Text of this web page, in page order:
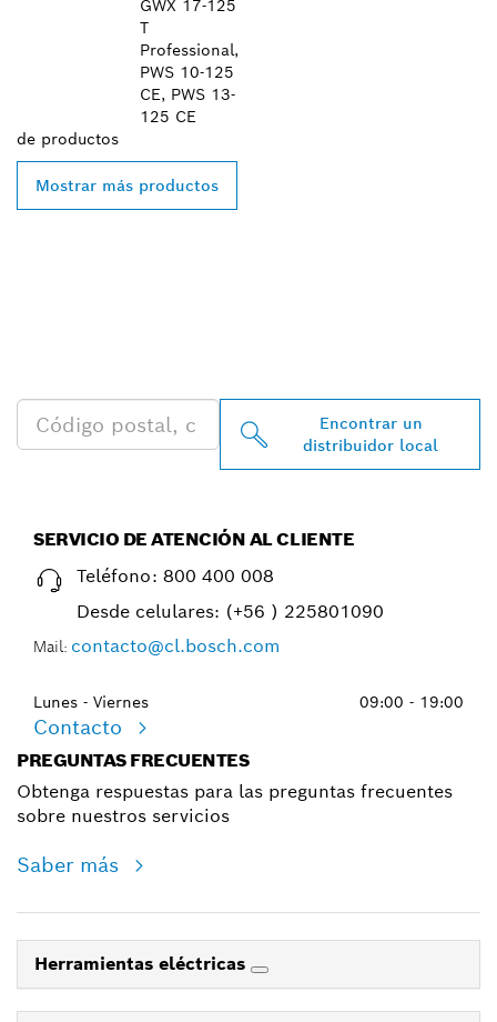
GWX 17-125
T
Professional,
PWS 10-125
CE, PWS 13-
125 CE
de productos
Mostrar más productos
Encontrar un
distribuidor local
SERVICIO DE ATENCIÓN AL CLIENTE
Teléfono: 800 400 008
Desde celulares: (+56 ) 225801090
Mail: contacto@cl.bosch.com
Lunes - Viernes 09:00 - 19:00
Contacto
PREGUNTAS FRECUENTES
Obtenga respuestas para las preguntas frecuentes
sobre nuestros servicios
Saber más
Herramientas eléctricas